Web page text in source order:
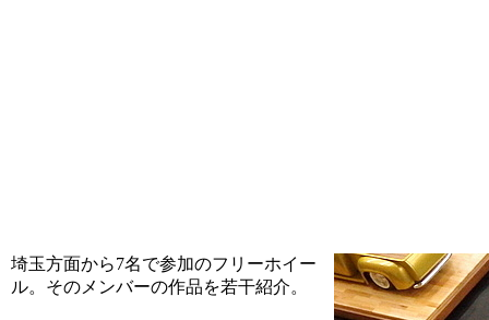
埼玉方面から7名で参加のフリーホイー
ル。そのメンバーの作品を若干紹介。